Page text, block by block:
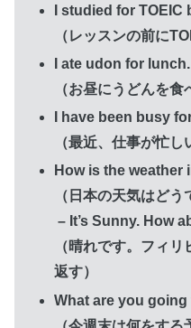
I studied for
（レッスンの前に
I ate udon for lunch.
（お昼にうどんを食
I have been busy
（最近、仕事が忙し
How is the weather
（日本の天気はどう
– It’s Sunny. How
（晴れです。フィ
返す）
What are you